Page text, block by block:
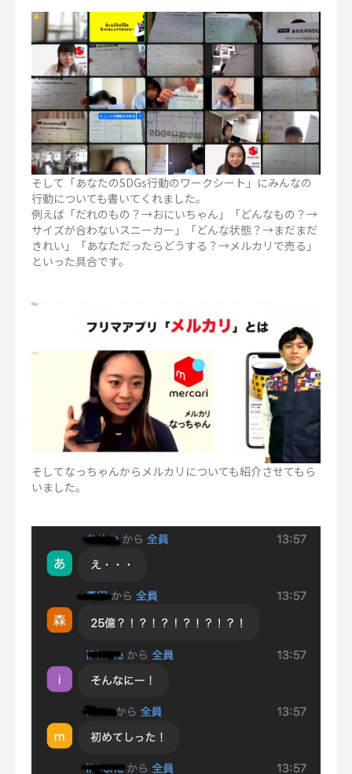
そして「あなたのSDGs行動のワークシート」にみんなの
行動についても書いてくれました。
例えば「だれのもの？→おにいちゃん」「どんなもの？→
サイズが合わないスニーカー」「どんな状態？→まだまだ
きれい」「あなただったらどうする？→メルカリで売る」
といった具合です。
そしてなっちゃんからメルカリについても紹介させてもら
いました。